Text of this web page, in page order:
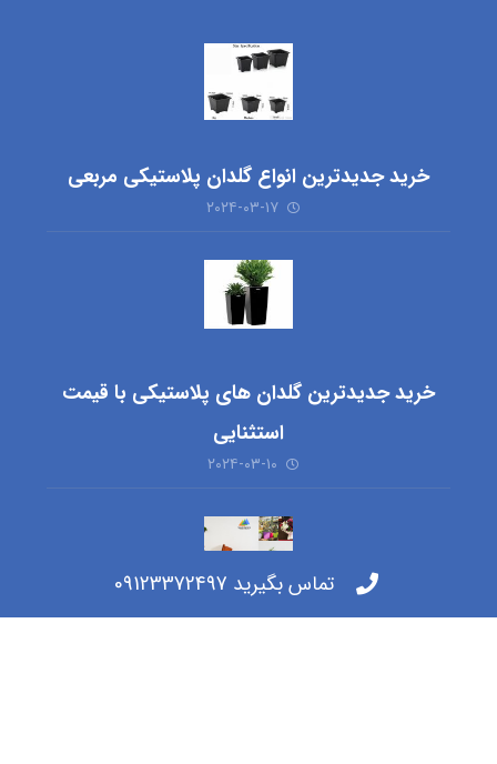
خرید جدیدترین انواع گلدان پلاستیکی مربعی
۲۰۲۴-۰۳-۱۷
خرید جدیدترین گلدان های پلاستیکی با قیمت
استثنایی
۲۰۲۴-۰۳-۱۰
تماس بگیرید 09123372497